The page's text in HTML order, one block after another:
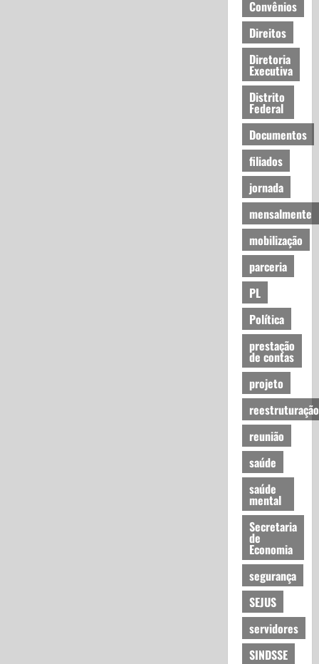
Convênios
Direitos
Diretoria
Executiva
Distrito
Federal
Documentos
filiados
jornada
mensalmente
mobilização
parceria
PL
Política
prestação
de contas
projeto
reestruturação
reunião
saúde
saúde
mental
Secretaria
de
Economia
segurança
SEJUS
servidores
SINDSSE